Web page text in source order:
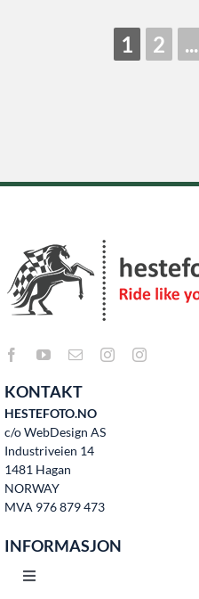
1 2 ...
KONTAKT
HESTEFOTO.NO
c/o WebDesign AS
Industriveien 14
1481 Hagan
NORWAY
MVA 976 879 473
INFORMASJON
Toggle